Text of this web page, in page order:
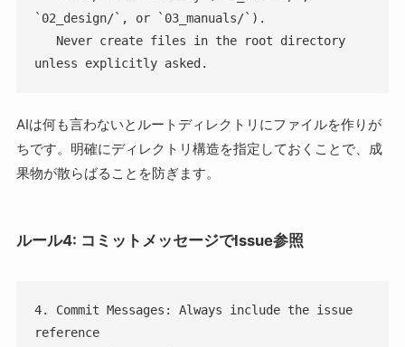
`02_design/`, or `03_manuals/`).
unless explicitly asked.
AIは何も言わないとルートディレクトリにファイルを作りが
ちです。明確にディレクトリ構造を指定しておくことで、成
果物が散らばることを防ぎます。
ルール4: コミットメッセージでIssue参照
4. Commit Messages: Always include the issue
reference